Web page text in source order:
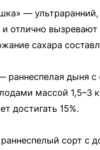
—
и отлично
сахара
раннеспелая дыня с
массой 1,5–3
достигать 15%.
сорт с